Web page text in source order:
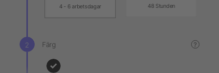
4 - 6 arbetsdagar 48 Stunden
Färg ?